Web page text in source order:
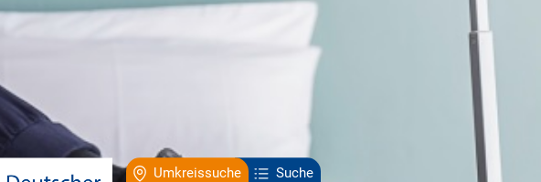
Umkreissuche Suche